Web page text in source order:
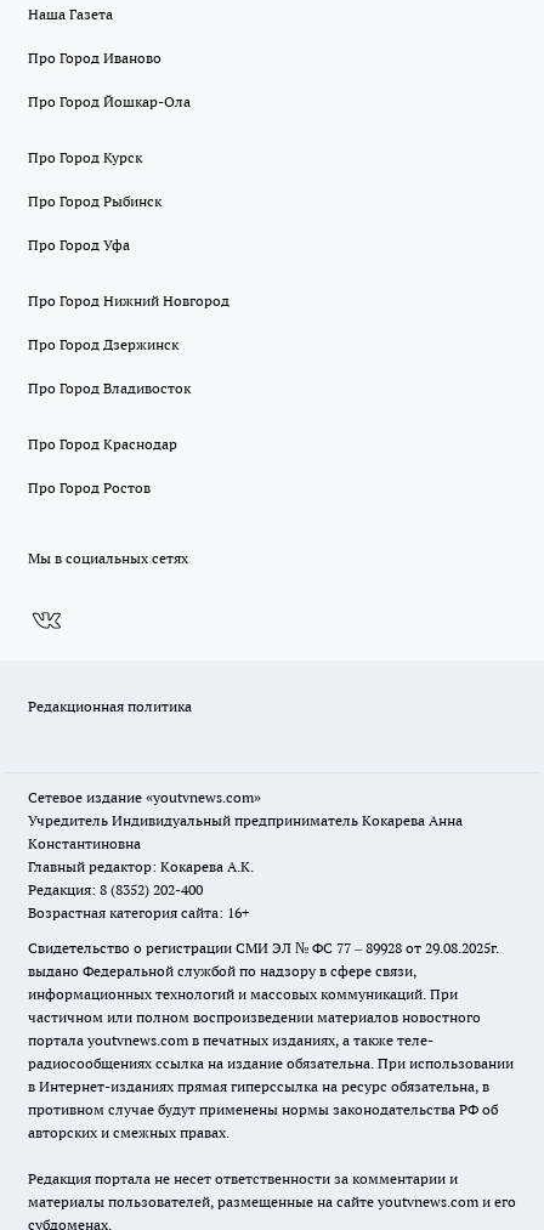
Наша Газета
Про Город Иваново
Про Город Йошкар-Ола
Про Город Курск
Про Город Рыбинск
Про Город Уфа
Про Город Нижний Новгород
Про Город Дзержинск
Про Город Владивосток
Про Город Краснодар
Про Город Ростов
Мы в социальных сетях
Редакционная политика
Сетевое издание «youtvnews.com»
Учредитель Индивидуальный предприниматель Кокарева Анна
Константиновна
Главный редактор: Кокарева А.К.
Редакция: 8 (8352) 202-400
Возрастная категория сайта: 16+
Свидетельство о регистрации СМИ ЭЛ № ФС 77 – 89928 от 29.08.2025г.
выдано Федеральной службой по надзору в сфере связи,
информационных технологий и массовых коммуникаций. При
частичном или полном воспроизведении материалов новостного
портала youtvnews.com в печатных изданиях, а также теле-
радиосообщениях ссылка на издание обязательна. При использовании
в Интернет-изданиях прямая гиперссылка на ресурс обязательна, в
противном случае будут применены нормы законодательства РФ об
авторских и смежных правах.
Редакция портала не несет ответственности за комментарии и
материалы пользователей, размещенные на сайте youtvnews.com и его
субдоменах.